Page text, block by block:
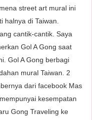
street art mural ini
halnya di Taiwan.
cantik-cantik. Saya
Gol A Gong saat
Gol A Gong berbagi
mural Taiwan. 2
dari facebook Mas
kesempatan
Gong Traveling ke